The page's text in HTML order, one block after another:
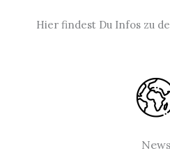
Hier findest Du Infos zu
News